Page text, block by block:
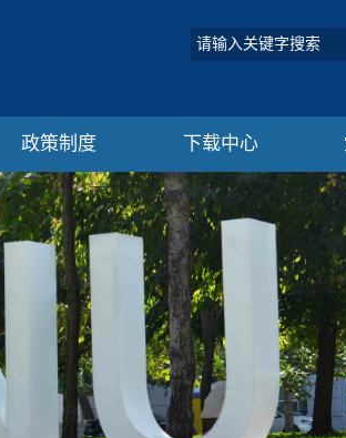
政策制度 下载中心